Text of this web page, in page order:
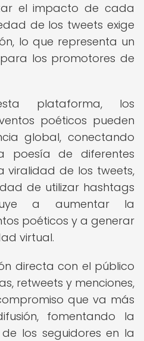
el impacto de cada
de los tweets exige
lo que representa un
los promotores de
plataforma, los
poéticos pueden
global, conectando
poesía de diferentes
viralidad de los tweets,
de utilizar hashtags
a aumentar la
poéticos y a generar
virtual.
directa con el público
retweets y menciones,
que va más
fomentando la
los seguidores en la